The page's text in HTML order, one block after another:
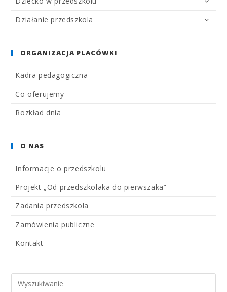
Działanie przedszkola
ORGANIZACJA PLACÓWKI
Kadra pedagogiczna
Co oferujemy
Rozkład dnia
O NAS
Informacje o przedszkolu
Projekt „Od przedszkolaka do pierwszaka”
Zadania przedszkola
Zamówienia publiczne
Kontakt